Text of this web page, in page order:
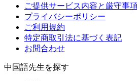
ご提供サービス内容と厳守事
プライバシーポリシー
ご利用規約
特定商取引法に基づく表記
お問合わせ
中国語先生を探す